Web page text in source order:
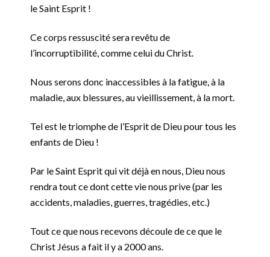
le Saint Esprit !
Ce corps ressuscité sera revêtu de
l’incorruptibilité, comme celui du Christ.
Nous serons donc inaccessibles à la fatigue, à la
maladie, aux blessures, au vieillissement, à la mort.
Tel est le triomphe de l’Esprit de Dieu pour tous les
enfants de Dieu !
Par le Saint Esprit qui vit déjà en nous, Dieu nous
rendra tout ce dont cette vie nous prive (par les
accidents, maladies, guerres, tragédies, etc.)
Tout ce que nous recevons découle de ce que le
Christ Jésus a fait il y a 2000 ans.